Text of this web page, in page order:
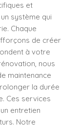
et
système qui
Chaque
de créer
à votre
nous
maintenance
la durée
Ces services
entretien
Notre